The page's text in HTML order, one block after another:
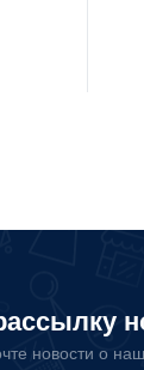
новости о